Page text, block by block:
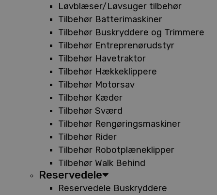
Løvblæser/Løvsuger tilbehør
Tilbehør Batterimaskiner
Tilbehør Buskryddere og Trimmere
Tilbehør Entreprenørudstyr
Tilbehør Havetraktor
Tilbehør Hækkeklippere
Tilbehør Motorsav
Tilbehør Kæder
Tilbehør Sværd
Tilbehør Rengøringsmaskiner
Tilbehør Rider
Tilbehør Robotplæneklipper
Tilbehør Walk Behind
Reservedele
Reservedele Buskryddere